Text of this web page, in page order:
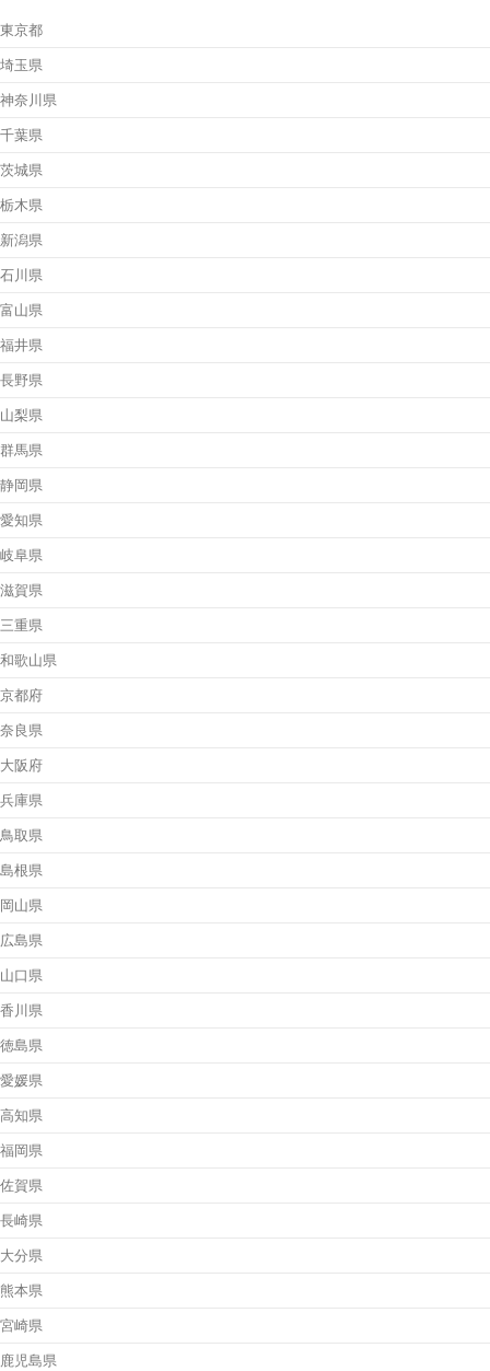
東京都
埼玉県
神奈川県
千葉県
茨城県
栃木県
新潟県
石川県
富山県
福井県
長野県
山梨県
群馬県
静岡県
愛知県
岐阜県
滋賀県
三重県
和歌山県
京都府
奈良県
大阪府
兵庫県
鳥取県
島根県
岡山県
広島県
山口県
香川県
徳島県
愛媛県
高知県
福岡県
佐賀県
長崎県
大分県
熊本県
宮崎県
鹿児島県